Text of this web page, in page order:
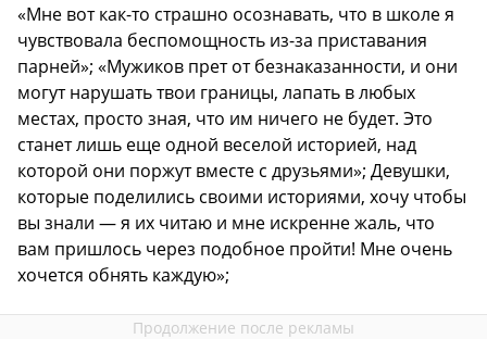
«Мне вот как-то страшно осознавать, что в школе я
чувствовала беспомощность из-за приставания
парней»; «Мужиков прет от безнаказанности, и они
могут нарушать твои границы, лапать в любых
местах, просто зная, что им ничего не будет. Это
станет лишь еще одной веселой историей, над
которой они поржут вместе с друзьями»; Девушки,
которые поделились своими историями, хочу чтобы
вы знали — я их читаю и мне искренне жаль, что
вам пришлось через подобное пройти! Мне очень
хочется обнять каждую»;